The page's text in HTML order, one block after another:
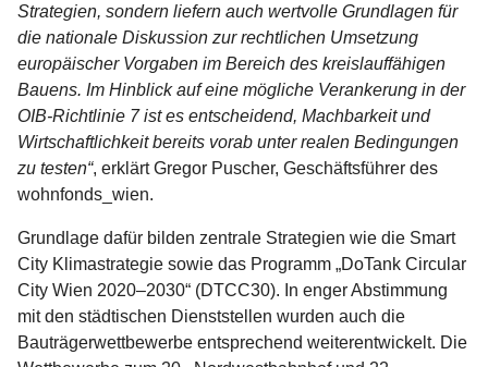
Strategien, sondern liefern auch wertvolle Grundlagen für
die nationale Diskussion zur rechtlichen Umsetzung
europäischer Vorgaben im Bereich des kreislauffähigen
Bauens. Im Hinblick auf eine mögliche Verankerung in der
OIB-Richtlinie 7 ist es entscheidend, Machbarkeit und
Wirtschaftlichkeit bereits vorab unter realen Bedingungen
zu testen“, erklärt Gregor Puscher, Geschäftsführer des
wohnfonds_wien.
Grundlage dafür bilden zentrale Strategien wie die Smart
City Klimastrategie sowie das Programm „DoTank Circular
City Wien 2020–2030“ (DTCC30). In enger Abstimmung
mit den städtischen Dienststellen wurden auch die
Bauträgerwettbewerbe entsprechend weiterentwickelt. Die